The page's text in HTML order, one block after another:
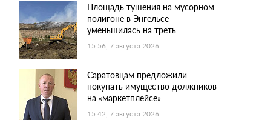
Площадь тушения на мусорном
полигоне в Энгельсе
уменьшилась на треть
15:56, 7 августа 2026
Саратовцам предложили
покупать имущество должников
на «маркетплейсе»
15:42, 7 августа 2026